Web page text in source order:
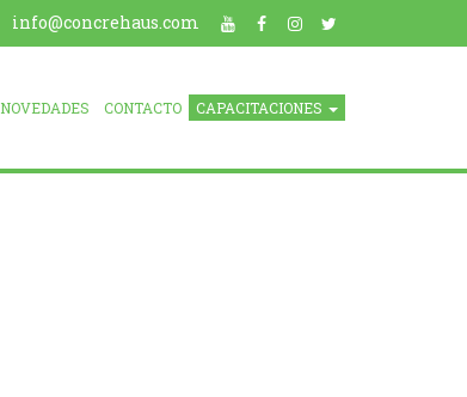
info@concrehaus.com
NOVEDADES CONTACTO CAPACITACIONES